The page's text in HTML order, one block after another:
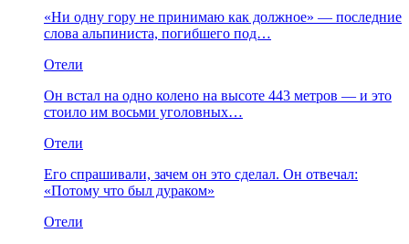
«Ни одну гору не принимаю как должное» — последние
слова альпиниста, погибшего под…
Отели
Он встал на одно колено на высоте 443 метров — и это
стоило им восьми уголовных…
Отели
Его спрашивали, зачем он это сделал. Он отвечал:
«Потому что был дураком»
Отели